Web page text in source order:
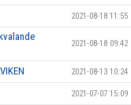
2021-08-18 11:55
2021-08-18 09:42
2021-08-13 10:24
2021-07-07 15:09